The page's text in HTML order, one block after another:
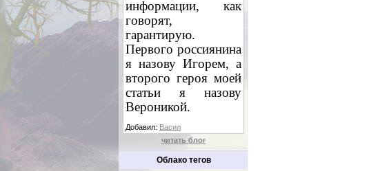
информации, как
говорят,
гарантирую.
Первого россиянина
я назову Игорем, а
второго героя моей
статьи я назову
Вероникой.
Добавил: Васил
читать блог
Облако тегов